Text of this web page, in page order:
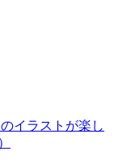
イラストが楽し